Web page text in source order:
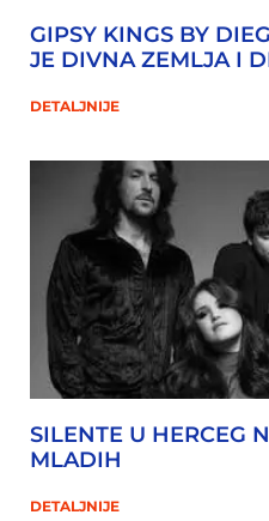
GIPSY KINGS BY
JE DIVNA ZEMLJA I
DETALJNIJE
SILENTE U HERCEG
MLADIH
DETALJNIJE